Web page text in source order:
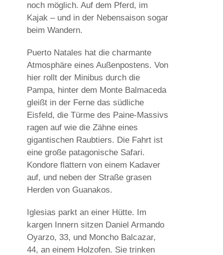
noch möglich. Auf dem Pferd, im
Kajak – und in der Nebensaison sogar
beim Wandern.
Puerto Natales hat die charmante
Atmosphäre eines Außenpostens. Von
hier rollt der Minibus durch die
Pampa, hinter dem Monte Balmaceda
gleißt in der Ferne das südliche
Eisfeld, die Türme des Paine-Massivs
ragen auf wie die Zähne eines
gigantischen Raubtiers. Die Fahrt ist
eine große patagonische Safari.
Kondore flattern von einem Kadaver
auf, und neben der Straße grasen
Herden von Guanakos.
Iglesias parkt an einer Hütte. Im
kargen Innern sitzen Daniel Armando
Oyarzo, 33, und Moncho Balcazar,
44, an einem Holzofen. Sie trinken